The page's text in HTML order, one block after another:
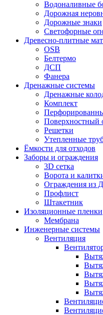
Водоналивные
Дорожная
Дорожные знаки
Светофорные
Древесно-плитные
OSB
Белтермо
ДСП
Фанера
Дренажные системы
Дренажные
Комплект
Поверхностный
Решетки
Утепленные
Ёмкости для отходов
Заборы и ограждения
3D сетка
Ворота и
Ограждения из
Профлист
Штакетник
Изоляционные пленки
Мембрана
Инженерные системы
Вентиляция